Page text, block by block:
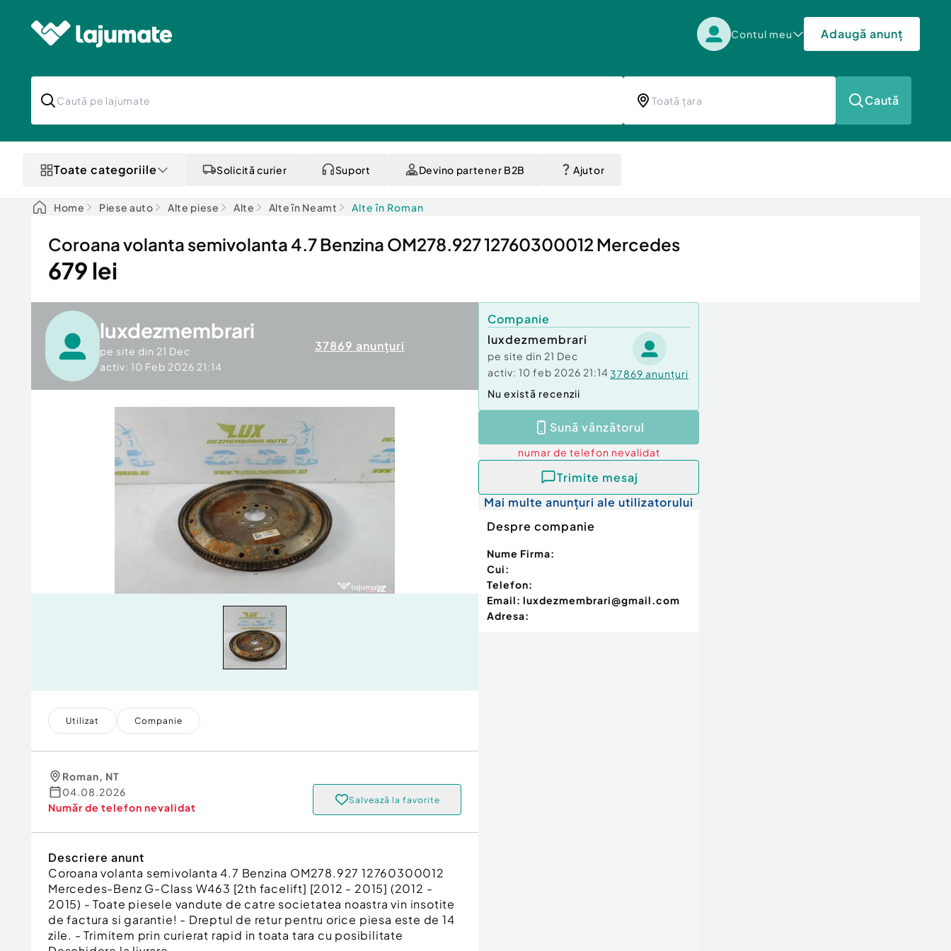
Contul meu Adaugă anunț
Caută
Toate categoriile Solicită curier Suport Devino partener B2B Ajutor
Home Piese auto Alte piese Alte Alte în Neamt Alte în Roman
Coroana volanta semivolanta 4.7 Benzina OM278.927 12760300012 Mercedes
679 lei
luxdezmembrari
pe site din 21 Dec
activ: 10 Feb 2026 21:14
37869 anunțuri
Utilizat Companie
Roman, NT
04.08.2026
Număr de telefon nevalidat
Salvează la favorite
Descriere anunt
Coroana volanta semivolanta 4.7 Benzina OM278.927 12760300012
Mercedes-Benz G-Class W463 [2th facelift] [2012 - 2015] (2012 -
2015) - Toate piesele vandute de catre societatea noastra vin insotite
de factura si garantie! - Dreptul de retur pentru orice piesa este de 14
zile. - Trimitem prin curierat rapid in toata tara cu posibilitate
Companie
luxdezmembrari
pe site din 21 Dec
activ: 10 feb 2026 21:14 37869 anunțuri
Nu există recenzii
Sună vânzătorul
numar de telefon nevalidat
Trimite mesaj
Mai multe anunțuri ale utilizatorului
Despre companie
Nume Firma:
Cui:
Telefon:
Email: luxdezmembrari@gmail.com
Adresa: